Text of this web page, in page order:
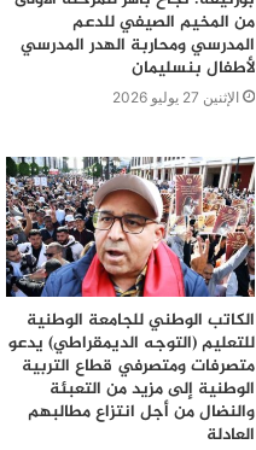
من المخيم الصيفي للدعم
المدرسي ومحاربة الهدر المدرسي
لأطفال بنسليمان
الإثنين 27 يوليو 2026
الكاتب الوطني للجامعة الوطنية
للتعليم (التوجه الديمقراطي) يدعو
متصرفات ومتصرفي قطاع التربية
الوطنية إلى مزيد من التعبئة
والنضال من أجل انتزاع مطالبهم
العادلة